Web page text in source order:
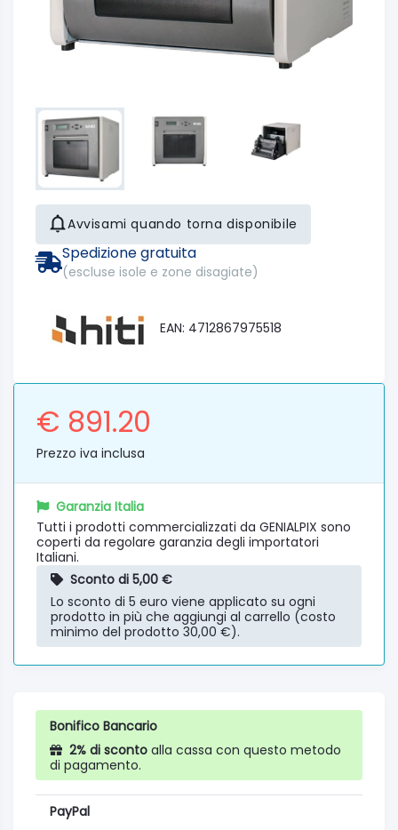
Avvisami quando torna disponibile
Spedizione gratuita
(escluse isole e zone disagiate)
EAN: 4712867975518
€ 891.20
Prezzo iva inclusa
Garanzia Italia
Tutti i prodotti commercializzati da GENIALPIX sono
coperti da regolare garanzia degli importatori
Italiani.
Sconto di 5,00 €
Lo sconto di 5 euro viene applicato su ogni
prodotto in più che aggiungi al carrello (costo
minimo del prodotto 30,00 €).
Bonifico Bancario
2% di sconto alla cassa con questo metodo
di pagamento.
PayPal